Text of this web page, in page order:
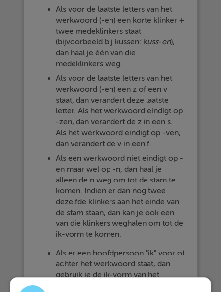
Als voor de laatste letters van het
werkwoord (-en) een korte klinker +
twee medeklinkers staat
(bijvoorbeeld bij kussen: kuss-en),
dan haal je één van die
medeklinkers weg.
Als voor de laatste letters van het
werkwoord (-en) een z of een v
staat, dan verandert deze laatste
letter. Als het werkwoord eindigt op
-zen, dan verandert de z in een s.
Als het werkwoord eindigt op -ven,
dan verandert de v in een f.
Als een werkwoord niet eindigt op -
en maar wel op -n, dan haal je
alleen de n weg om tot de stam te
komen. Indien er dan nog twee
dezelfde klinkers aan het einde van
de stam staan, dan kan je ook een
van die klinkers weghalen om tot de
ik-vorm te komen.
Als er een hoofdpersoon "ik" voor of
achter het werkwoord staat, dan
gebruik je de ik-vorm van het